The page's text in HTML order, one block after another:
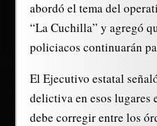
abordó el tema del
“La Cuchilla” y agregó
policiacos continuarán
El Ejecutivo estatal
delictiva en esos lugares
debe corregir entre los